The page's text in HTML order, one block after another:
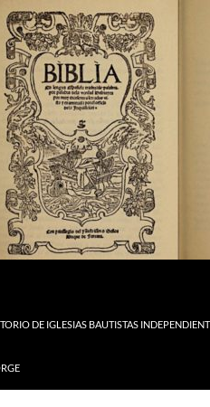
DE IGLESIAS BAUTISTAS